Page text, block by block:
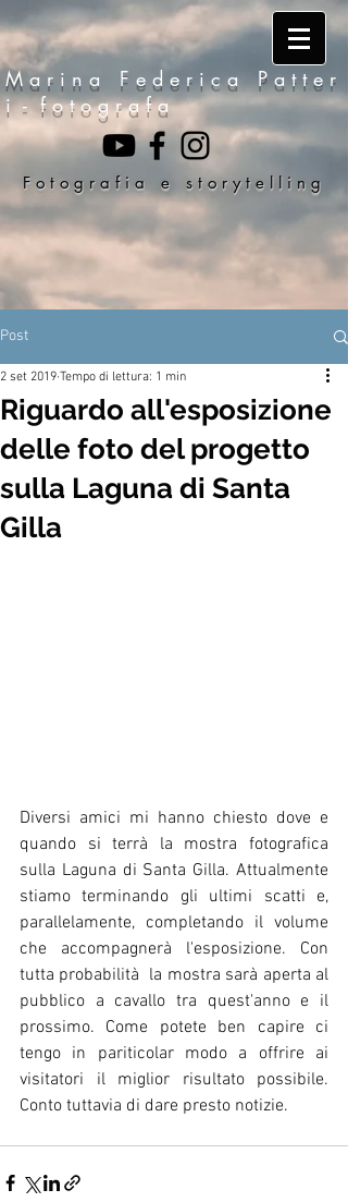
M a r i n a F e d e r i c a P a t t e r
i - f o t o g r a f a
F o t o g r a f i a e s t o r y t e l l i n g
Post
Riguardo all'esposizione
delle foto del progetto
sulla Laguna di Santa
Gilla
2 set 2019 Tempo di lettura: 1 min
Diversi amici mi hanno chiesto dove e
quando si terrà la mostra fotografica
sulla Laguna di Santa Gilla. Attualmente
stiamo terminando gli ultimi scatti e,
parallelamente, completando il volume
che accompagnerà l'esposizione. Con
tutta probabilità  la mostra sarà aperta al
pubblico a cavallo tra quest'anno e il
prossimo. Come potete ben capire ci
tengo in pariticolar modo a offrire ai
visitatori il miglior risultato possibile.
Conto tuttavia di dare presto notizie.